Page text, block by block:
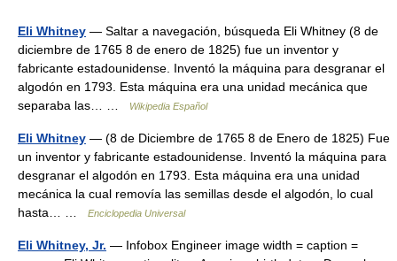
Eli Whitney — Saltar a navegación, búsqueda Eli Whitney (8 de
diciembre de 1765 8 de enero de 1825) fue un inventor y
fabricante estadounidense. Inventó la máquina para desgranar el
algodón en 1793. Esta máquina era una unidad mecánica que
separaba las… …
Wikipedia Español
Eli Whitney — (8 de Diciembre de 1765 8 de Enero de 1825) Fue
un inventor y fabricante estadounidense. Inventó la máquina para
desgranar el algodón en 1793. Esta máquina era una unidad
mecánica la cual removía las semillas desde el algodón, lo cual
hasta… …
Enciclopedia Universal
Eli Whitney, Jr. — Infobox Engineer image width = caption =